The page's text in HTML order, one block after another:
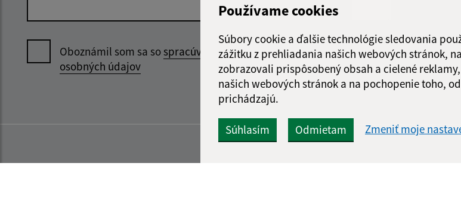
Používame cookies
Súbory cookie a ďalšie technológie sledovania
zážitku z prehliadania našich webových stránok,
zobrazovali prispôsobený obsah a cielené
našich webových stránok a na pochopenie toho,
prichádzajú.
Súhlasím Odmietam Zmeniť moje
Oboznámil som sa sospracúvaním
osobných údajov
Google reCaptcha Response
Odoslať správu